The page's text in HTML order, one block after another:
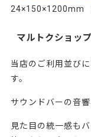
24×150×1200mm
マルトクショッ
当店のご利用並び
す。
サウンドバーの音響
見た目の統一感も